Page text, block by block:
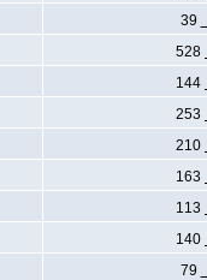
39
528
144
253
210
163
113
140
79